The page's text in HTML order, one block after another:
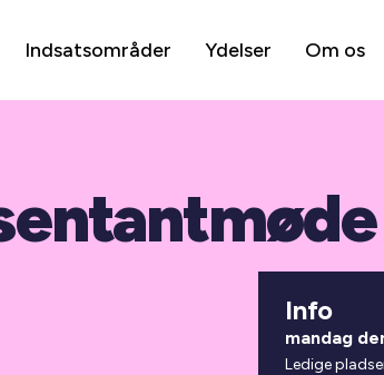
Indsatsområder Ydelser Om os
Info
mandag
Ledige